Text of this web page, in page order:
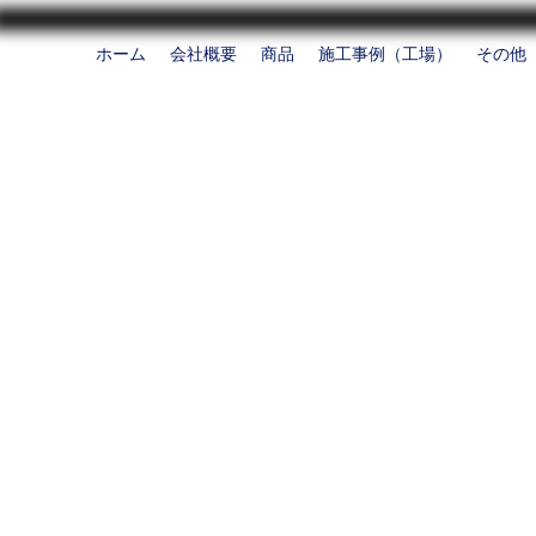
ホーム 会社概要 商品 施工事例（工場） その他